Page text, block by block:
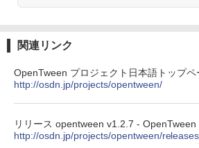
New Amazon
11インチカラーデ
レージ、ノート機
整、色調調節ライ
￥115,980
関連リンク
OpenTween プロジェクト日本語トップペ
http://osdn.jp/projects/opentween/
リリース opentween v1.2.7 - OpenTween
http://osdn.jp/projects/opentween/